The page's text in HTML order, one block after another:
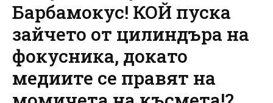
Барбамокус! КОЙ пуска
зайчето от цилиндъра на
фокусника, докато
медиите се правят на